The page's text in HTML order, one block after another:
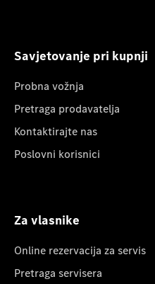
Savjetovanje pri kupnji
Probna vožnja
Pretraga prodavatelja
Kontaktirajte nas
Poslovni korisnici
Za vlasnike
Online rezervacija za servis
Pretraga servisera